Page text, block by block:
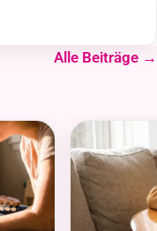
Alle Beiträge →